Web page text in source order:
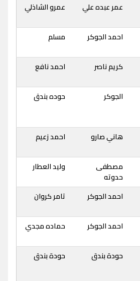
عمر عبده علي عمرو الشاذلي
احمد الجوكر مسلم
كريم ناصر احمد نافع
الجوكر حوده بندق
هاني صارو احمد زعيم
مصطفى
حدوته
وليد العطار
احمد الجوكر تامر كروان
احمد الجوكر حماده مجدي
حودة بندق حودة بندق